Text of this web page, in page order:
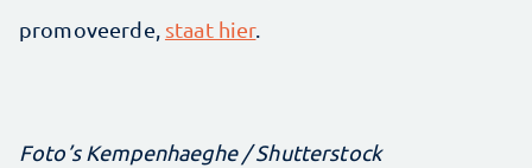
promoveerde, staat hier.
Foto’s Kempenhaeghe / Shutterstock